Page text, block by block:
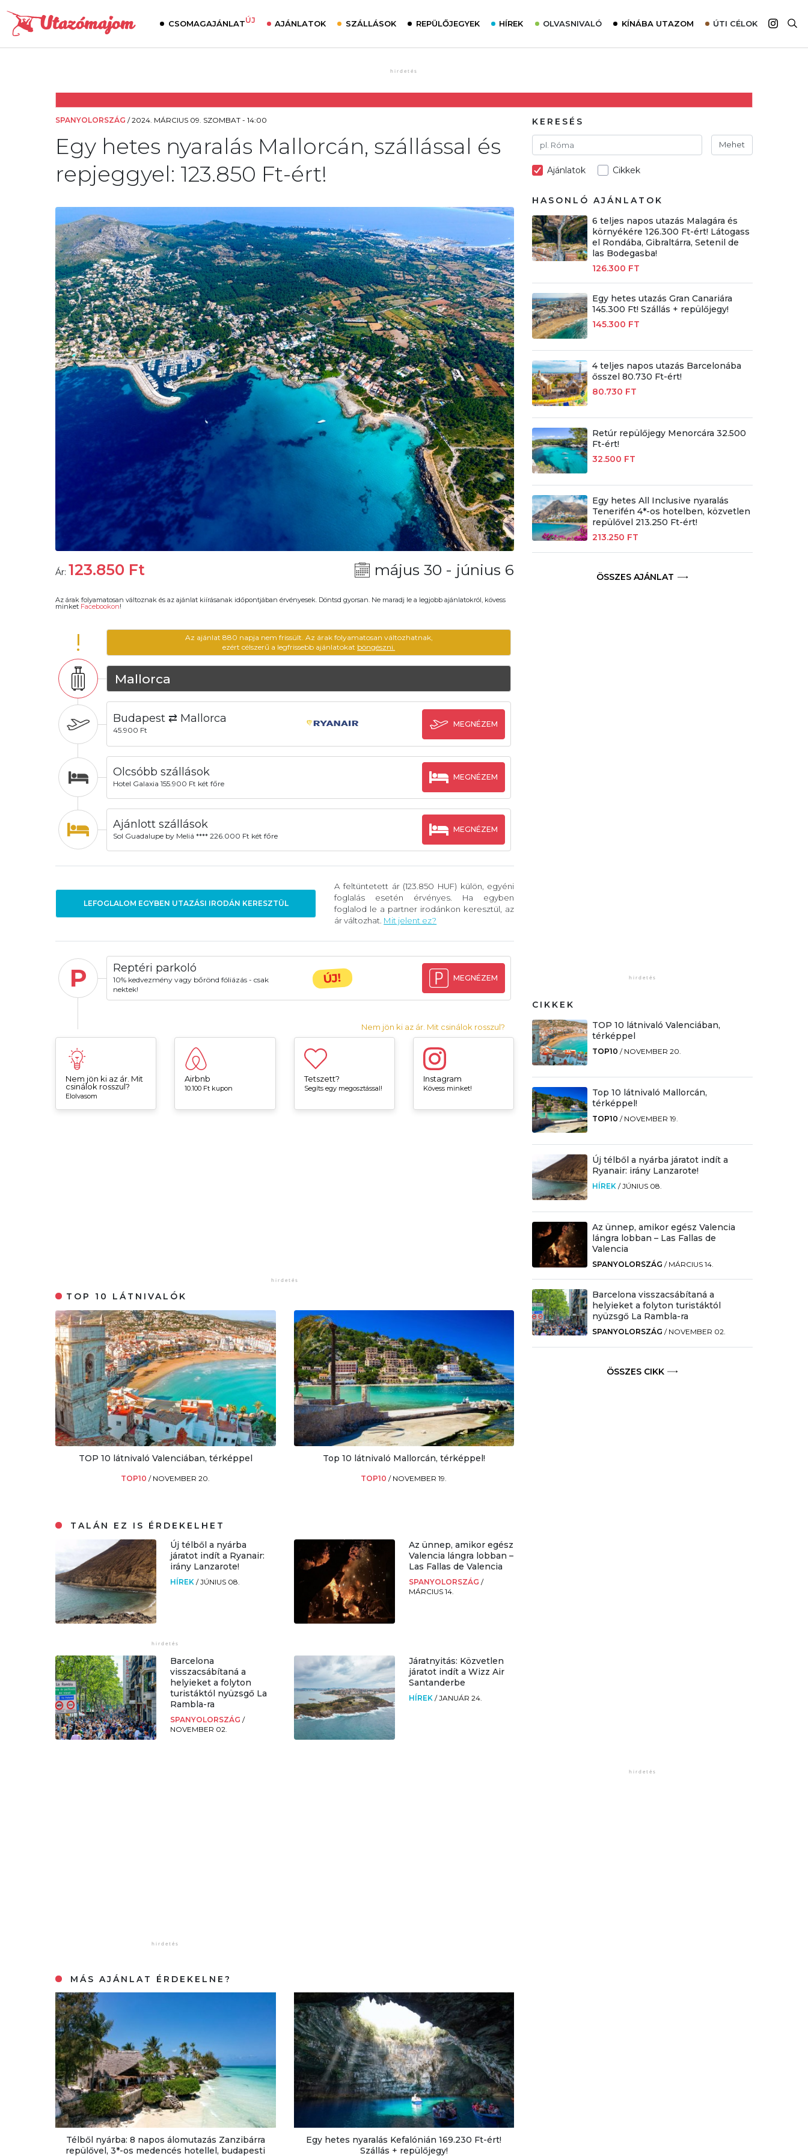
CSOMAGAJÁNLATÚJ AJÁNLATOK SZÁLLÁSOK REPÜLŐJEGYEK HÍREK OLVASNIVALÓ
Utazómajom – CitySIM kártya a világutazóknak
Élménybeszámolók
Szállodalátogatás
Sajtómegjelenések
KÍNÁBA UTAZOM ÚTI CÉLOK
Afrika
SPANYOLORSZÁG /2024. MÁRCIUS 09. SZOMBAT - 14:00
Egy hetes nyaralás Mallorcán, szállással és
repjeggyel: 123.850 Ft-ért!
Ár: 123.850 Ft május 30 - június 6
Az árak folyamatosan változnak és az ajánlat kiírásanak időpontjában érvényesek. Döntsd gyorsan. Ne maradj le a legjobb ajánlatokról, kövess
minket Facebookon!
!
Az ajánlat 880 napja nem frissült. Az árak folyamatosan változhatnak,
ezért célszerű a legfrissebb ajánlatokat böngészni.
Mallorca
Budapest ⇄ Mallorca
45.900 Ft
MEGNÉZEM
Olcsóbb szállások
Hotel Galaxia 155.900 Ft két főre
MEGNÉZEM
Ajánlott szállások
Sol Guadalupe by Meliá **** 226.000 Ft két főre
MEGNÉZEM
LEFOGLALOM EGYBEN UTAZÁSI IRODÁN KERESZTÜL
A feltüntetett ár (123.850 HUF) külön, egyéni
foglalás esetén érvényes. Ha egyben
foglalod le a partner irodánkon keresztül, az
ár változhat. Mit jelent ez?
P Reptéri parkoló
10% kedvezmény vagy bőrönd fóliázás - csak
nektek!
ÚJ! MEGNÉZEM
Nem jön ki az ár. Mit csinálok rosszul?
Nem jön ki az ár. Mit
csinálok rosszul?
Elolvasom
Airbnb
10.100 Ft kupon
Tetszett?
Segíts egy megosztással!
Instagram
Kövess minket!
TOP 10 LÁTNIVALÓK
TOP 10 látnivaló Valenciában, térképpel
TOP10/ NOVEMBER 20.
Top 10 látnivaló Mallorcán, térképpel!
TOP10/ NOVEMBER 19.
TALÁN EZ IS ÉRDEKELHET
Új télből a nyárba
járatot indít a Ryanair:
irány Lanzarote!
HÍREK/JÚNIUS 08.
Az ünnep, amikor egész
Valencia lángra lobban –
Las Fallas de Valencia
SPANYOLORSZÁG /
MÁRCIUS 14.
Barcelona
visszacsábítaná a
helyieket a folyton
turistáktól nyüzsgő La
Rambla-ra
SPANYOLORSZÁG/
NOVEMBER 02.
Járatnyitás: Közvetlen
járatot indít a Wizz Air
Santanderbe
HÍREK /JANUÁR 24.
MÁS AJÁNLAT ÉRDEKELNE?
Télből nyárba: 8 napos álomutazás Zanzibárra
repülővel, 3*-os medencés hotellel, budapesti
Egy hetes nyaralás Kefalónián 169.230 Ft-ért!
Szállás + repülőjegy!
KERESÉS
Mehet
Ajánlatok Cikkek
HASONLÓ AJÁNLATOK
6 teljes napos utazás Malagára és
környékére 126.300 Ft-ért! Látogass
el Rondába, Gibraltárra, Setenil de
las Bodegasba!
126.300 FT
Egy hetes utazás Gran Canariára
145.300 Ft! Szállás + repülőjegy!
145.300 FT
4 teljes napos utazás Barcelonába
ősszel 80.730 Ft-ért!
80.730 FT
Retúr repülőjegy Menorcára 32.500
Ft-ért!
32.500 FT
Egy hetes All Inclusive nyaralás
Tenerifén 4*-os hotelben, közvetlen
repülővel 213.250 Ft-ért!
213.250 FT
ÖSSZES AJÁNLAT
CIKKEK
TOP 10 látnivaló Valenciában,
térképpel
TOP10 / NOVEMBER 20.
Top 10 látnivaló Mallorcán,
térképpel!
TOP10 / NOVEMBER 19.
Új télből a nyárba járatot indít a
Ryanair: irány Lanzarote!
HÍREK /JÚNIUS 08.
Az ünnep, amikor egész Valencia
lángra lobban – Las Fallas de
Valencia
SPANYOLORSZÁG / MÁRCIUS 14.
Barcelona visszacsábítaná a
helyieket a folyton turistáktól
nyüzsgő La Rambla-ra
SPANYOLORSZÁG / NOVEMBER 02.
ÖSSZES CIKK